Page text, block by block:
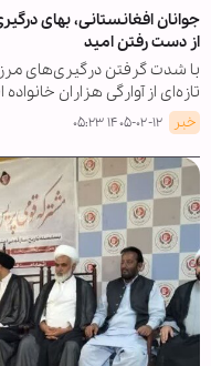
جوانان افغانستانی، بهای
از دست رفتن امید
با شدت گرفتن درگیری‌های
تازه‌ای از آوارگی هزاران
خبر ۱۴۰۵-۰۲-۱۲ ۰۵:۲۳